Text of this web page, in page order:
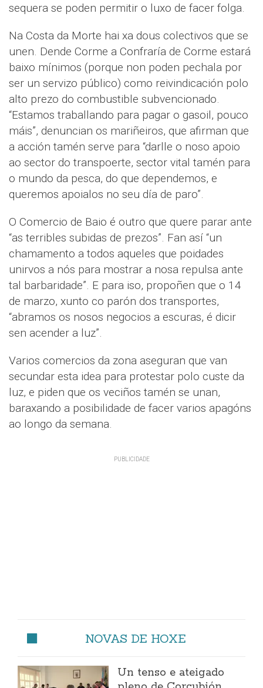
sequera se poden permitir o luxo de facer folga.
Na Costa da Morte hai xa dous colectivos que se
unen. Dende Corme a Confraría de Corme estará
baixo mínimos (porque non poden pechala por
ser un servizo público) como reivindicación polo
alto prezo do combustible subvencionado.
“Estamos traballando para pagar o gasoil, pouco
máis”, denuncian os mariñeiros, que afirman que
a acción tamén serve para “darlle o noso apoio
ao sector do transpoerte, sector vital tamén para
o mundo da pesca, do que dependemos, e
queremos apoialos no seu día de paro”.
O Comercio de Baio é outro que quere parar ante
“as terribles subidas de prezos”. Fan así “un
chamamento a todos aqueles que poidades
unirvos a nós para mostrar a nosa repulsa ante
tal barbaridade”. E para iso, propoñen que o 14
de marzo, xunto co parón dos transportes,
“abramos os nosos negocios a escuras, é dicir
sen acender a luz”.
Varios comercios da zona aseguran que van
secundar esta idea para protestar polo custe da
luz, e piden que os veciños tamén se unan,
baraxando a posibilidade de facer varios apagóns
ao longo da semana.
NOVAS DE HOXE
Un tenso e ateigado